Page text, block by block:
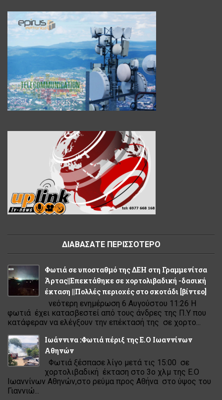
ΔΙΑΒΑΣΑΤΕ ΠΕΡΙΣΣΟΤΕΡΟ
Φωτιά σε υποσταθμό της ΔΕΗ στη Γραμμενίτσα
Άρτας||Επεκτάθηκε σε χορτολιβαδική -δασική
έκταση ||Πολλές περιοχές στο σκοτάδι [βίντεο]
νεότερη ενημέρωση 6 Αυγούστου 11:26 Η
φωτιά έχει κατασβεστεί από τους άνδρες της Π.Υ που
κατάφεραν να ελέγξουν την επέκτασή της σε χορτο...
Ιωάννινα :Φωτιά πέριξ της Ε.Ο Ιωαννίνων
Αθηνών
Φωτιά ξέσπασε λίγο μετά τις 15:00 σε
χορτολιβαδική έκταση στο 3ο χλμ της Ε.Ο
Ιωαννίνων Αθηνών,στο ρεύμα προς Αθήνα στο ύψος του
Γιαννιώ...